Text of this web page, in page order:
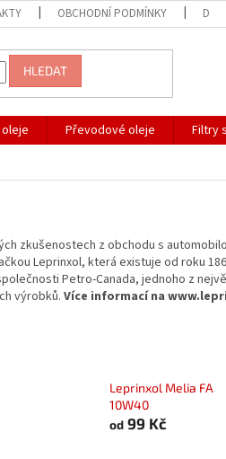
OBCHODNÍ PODMÍNKY
HLEDAT
Převodové oleje Filtry
zkušenostech z obchodu s
Leprinxol, která existuje od roku
Petro-Canada, jednoho z
výrobků. Více informací na
Leprinxol Melia FA
10W40
od99 Kč